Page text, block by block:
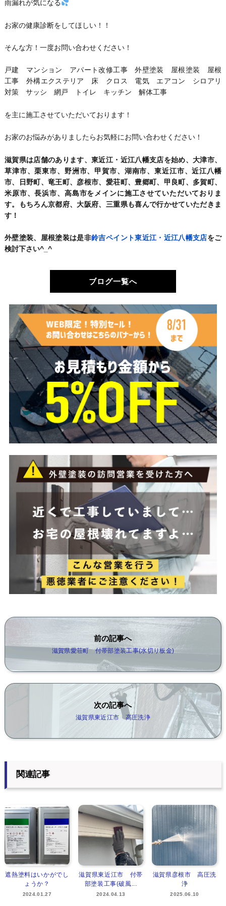
雨漏れが気になる
お家の健康診断をしてほしい！！
そんな方！一度お問い合わせください！
戸建 マンション アパート改修工事 外壁塗装 屋根塗装 屋根
工事 外構エクステリア 床 クロス 電気 エアコン シロアリ
対策 サッシ 網戸 トイレ キッチン 解体工事
を主に施工させていただいております！
お家のお悩みがありましたらお気軽にお問い合わせください！
滋賀県は店舗のあります、東近江・近江八幡支店を始め、大津市、
草津市、栗東市、野洲市、甲賀市、湖南市、東近江市、近江八幡
市、日野町、竜王町、彦根市、愛荘町、豊郷町、甲良町、多賀町、
米原市、長浜市、高島市をメインに施工させていただいておりま
す。もちろん京都府、大阪府、三重県も喜んで行かせていただきま
す！
外壁塗装、屋根塗装は是非鈴吉ペイント東近江・近江八幡支店をご
検討下さい^_^
ブログ一覧へ
前の記事へ
滋賀県愛荘町 付帯部塗装工事(水切り板金)
次の記事へ
滋賀県東近江市 高圧洗浄
関連記事
遮熱塗料はいかがでし
ょうか？
2024.01.27
滋賀県東近江市 付帯
部塗装工事(破風...
2024.04.13
滋賀県彦根市 高圧洗
浄
2025.06.10